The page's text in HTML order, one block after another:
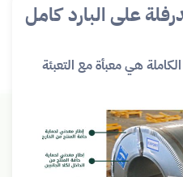
على البارد كامل
الكاملة هي معبأة مع التعبئة